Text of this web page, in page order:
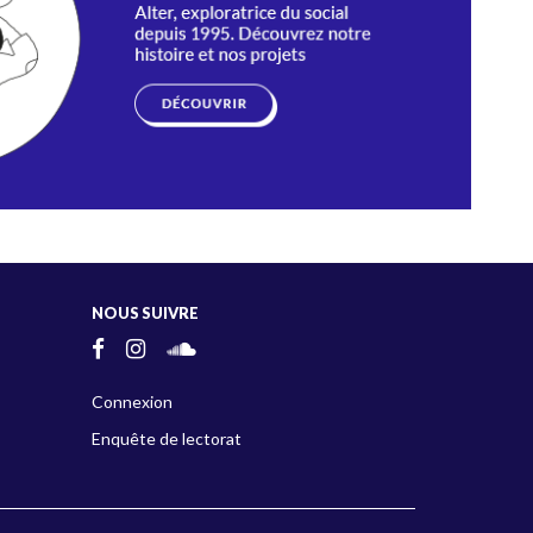
NOUS SUIVRE
Connexion
Enquête de lectorat